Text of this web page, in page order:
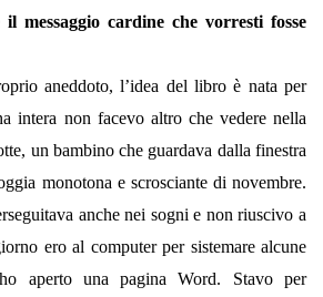
messaggio cardine che vorresti fosse
aneddoto, l’idea del libro è nata per
intera non facevo altro che vedere nella
un bambino che guardava dalla finestra
monotona e scrosciante di novembre.
anche nei sogni e non riuscivo a
ero al computer per sistemare alcune
aperto una pagina Word. Stavo per